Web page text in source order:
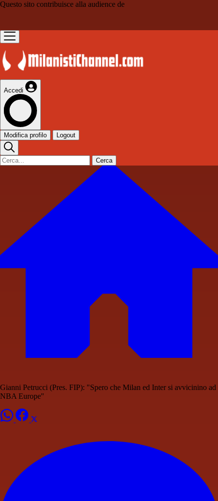
Questo sito contribuisce alla audience de
Accedi
Modifica profilo Logout
Cerca
Gianni Petrucci (Pres. FIP): "Spero che Milan ed Inter si avvicinino ad
NBA Europe"